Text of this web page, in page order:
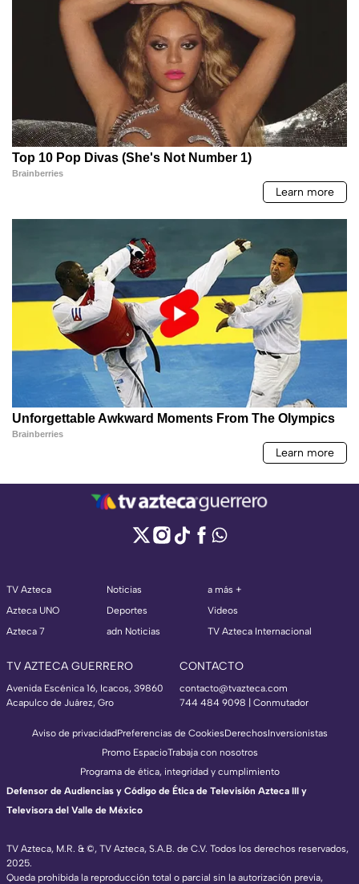
TV Azteca
Azteca UNO
Azteca 7
Noticias
Deportes
adn Noticias
a más +
Videos
TV Azteca Internacional
TV AZTECA GUERRERO
Avenida Escénica 16, Icacos, 39860
Acapulco de Juárez, Gro
CONTACTO
contacto@tvazteca.com
744 484 9098 | Conmutador
TV Azteca, M.R. & ©, TV Azteca, S.A.B. de C.V. Todos los derechos reservados,
2025.
Queda prohibida la reproducción total o parcial sin la autorización previa,
Aviso de privacidadPreferencias de CookiesDerechosInversionistas
Promo EspacioTrabaja con nosotros
Programa de ética, integridad y cumplimiento
Defensor de Audiencias y Código de Ética de Televisión Azteca III y
Televisora del Valle de México